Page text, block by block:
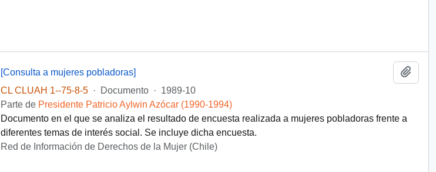
[Consulta a mujeres pobladoras]
CL CLUAH 1--75-8-5
· Documento · 1989-10
Parte de Presidente Patricio Aylwin Azócar (1990-1994)
Documento en el que se analiza el resultado de encuesta realizada a mujeres pobladoras frente a
diferentes temas de interés social. Se incluye dicha encuesta.
Red de Información de Derechos de la Mujer (Chile)